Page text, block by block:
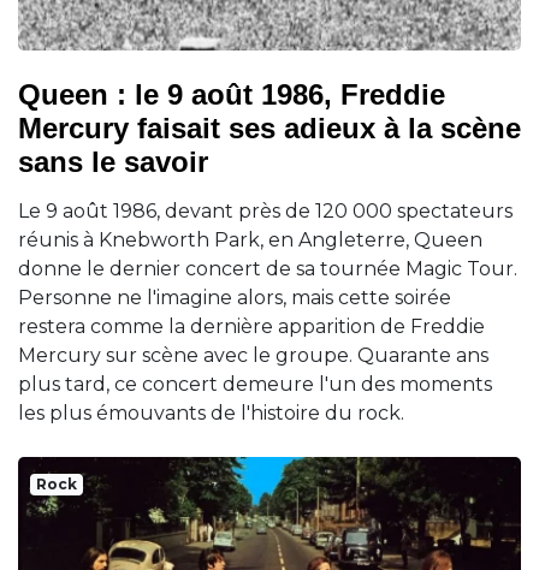
Queen : le 9 août 1986, Freddie
Mercury faisait ses adieux à la scène
sans le savoir
Le 9 août 1986, devant près de 120 000 spectateurs
réunis à Knebworth Park, en Angleterre, Queen
donne le dernier concert de sa tournée Magic Tour.
Personne ne l'imagine alors, mais cette soirée
restera comme la dernière apparition de Freddie
Mercury sur scène avec le groupe. Quarante ans
plus tard, ce concert demeure l'un des moments
les plus émouvants de l'histoire du rock.
Rock